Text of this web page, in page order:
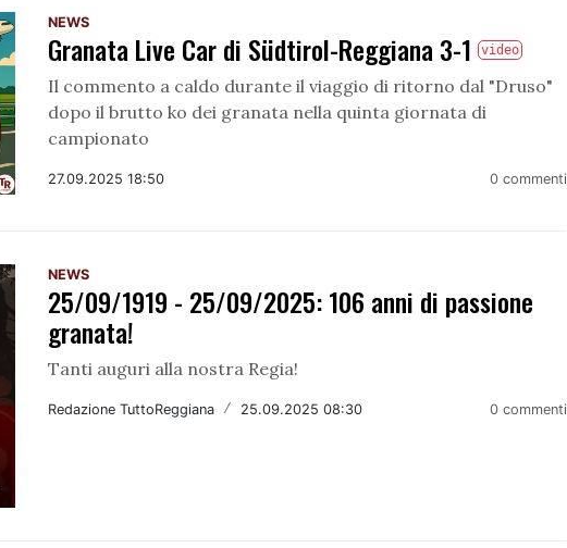
NEWS
Granata Live Car di Südtirol-Reggiana 3-1 video
Il commento a caldo durante il viaggio di ritorno dal "Druso"
dopo il brutto ko dei granata nella quinta giornata di
campionato
27.09.2025 18:50 0 commenti
NEWS
25/09/1919 - 25/09/2025: 106 anni di passione
granata!
Tanti auguri alla nostra Regia!
Redazione TuttoReggiana / 25.09.2025 08:30 0 commenti